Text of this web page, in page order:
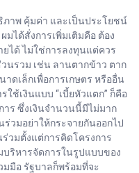
ภาพ คุ้มค่า และเป็นประโยชน์
ได้สั่งการเพิ่มเติมคือ ต้อง
ได้ ไม่ใช่การลงทุนแต่ควร
นรวม เช่น ลานตากข้าว ตาก
าดเล็กเพื่อการเกษตร หรืออื่น
ช้เงินแบบ “เบี้ยหัวแตก” ก็คือ
าร ซึ่งเงินจำนวนนี้มีไม่มาก
วมอย่าให้กระจายกันออกไป
วมตั้งแต่การคิดโครงการ
ริหารจัดการในรูปแบบของ
มือ รัฐบาลก็พร้อมที่จะ